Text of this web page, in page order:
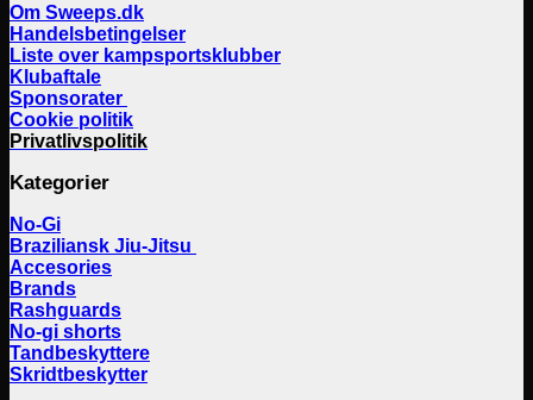
Om Sweeps.dk
Handelsbetingelser
Liste over kampsportsklubber
Klubaftale
Sponsorater
Cookie politik
Privatlivspolitik
Kategorier
No-Gi
Braziliansk Jiu-Jitsu
Accesories
Brands
Rashguards
No-gi shorts
Tandbeskyttere
Skridtbeskytter